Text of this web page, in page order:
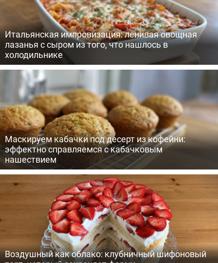
Итальянская импровизация: ленивая овощная
лазанья с сыром из того, что нашлось в
холодильнике
Маскируем кабачки под десерт из кофейни:
эффектно справляемся с кабачковым
нашествием
Воздушный как облако: клубничный шифоновый